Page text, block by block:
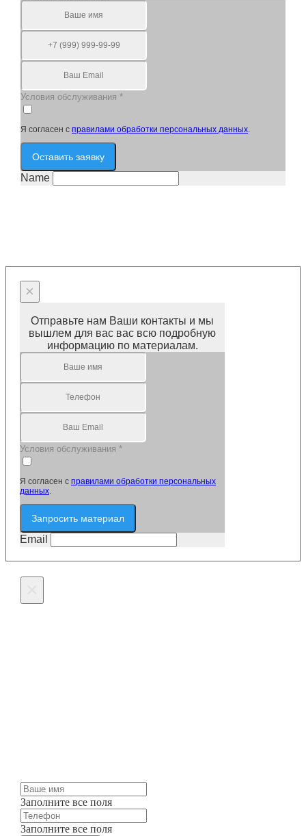
Условия обслуживания *
Я согласен с правилами обработки персональных данных.
Оставить заявку
Name
×
Отправьте нам Ваши контакты и мы
вышлем для вас вас всю подробную
информацию по материалам.
Условия обслуживания *
Я согласен с правилами обработки персональных
данных.
Запросить материал
Email
Заполните все поля
Заполните все поля